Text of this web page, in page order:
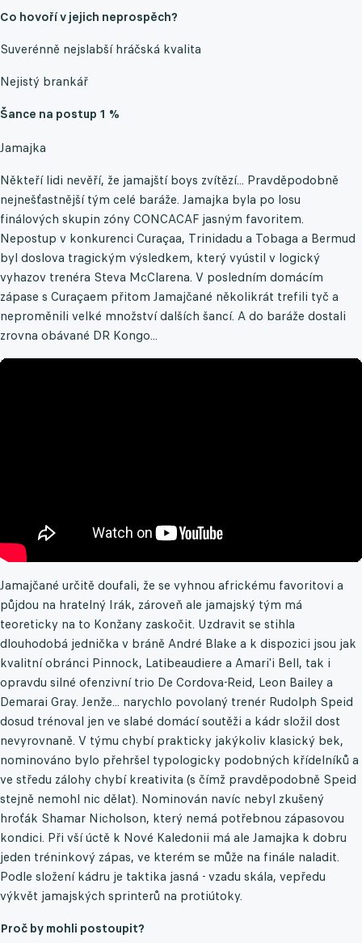
Co hovoří v jejich neprospěch?
Suverénně nejslabší hráčská kvalita
Nejistý brankář
Šance na postup 1 %
Jamajka
Někteří lidi nevěří, že jamajští boys zvítězí... Pravděpodobně
nejnešťastnější tým celé baráže. Jamajka byla po losu
finálových skupin zóny CONCACAF jasným favoritem.
Nepostup v konkurenci Curaçaa, Trinidadu a Tobaga a Bermud
byl doslova tragickým výsledkem, který vyústil v logický
vyhazov trenéra Steva McClarena. V posledním domácím
zápase s Curaçaem přitom Jamajčané několikrát trefili tyč a
neproměnili velké množství dalších šancí. A do baráže dostali
zrovna obávané DR Kongo...
Jamajčané určitě doufali, že se vyhnou africkému favoritovi a
půjdou na hratelný Irák, zároveň ale jamajský tým má
teoreticky na to Konžany zaskočit. Uzdravit se stihla
dlouhodobá jednička v bráně André Blake a k dispozici jsou jak
kvalitní obránci Pinnock, Latibeaudiere a Amari'i Bell, tak i
opravdu silné ofenzivní trio De Cordova-Reid, Leon Bailey a
Demarai Gray. Jenže... narychlo povolaný trenér Rudolph Speid
dosud trénoval jen ve slabé domácí soutěži a kádr složil dost
nevyrovnaně. V týmu chybí prakticky jakýkoliv klasický bek,
nominováno bylo přehršel typologicky podobných křídelníků a
ve středu zálohy chybí kreativita (s čímž pravděpodobně Speid
stejně nemohl nic dělat). Nominován navíc nebyl zkušený
hroťák Shamar Nicholson, který nemá potřebnou zápasovou
kondici. Při vší úctě k Nové Kaledonii má ale Jamajka k dobru
jeden tréninkový zápas, ve kterém se může na finále naladit.
Podle složení kádru je taktika jasná - vzadu skála, vepředu
výkvět jamajských sprinterů na protiútoky.
Proč by mohli postoupit?